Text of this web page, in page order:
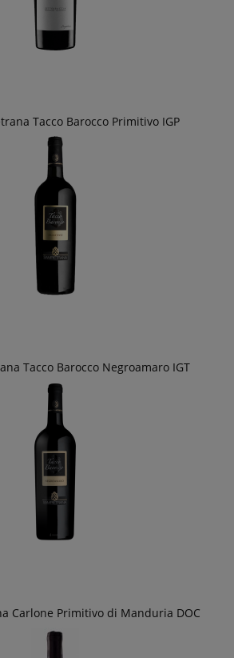
Tacco Barocco Primitivo IGP
Tacco Barocco Negroamaro IGT
Carlone Primitivo di Manduria DOC